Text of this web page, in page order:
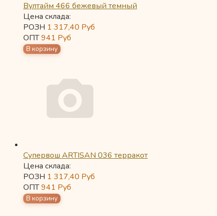
Вултайм 466 бежевый темный
Цена склада:
РОЗН 1 317,40 Руб
ОПТ941 Руб
Супервош ARTISAN 036 терракот
Цена склада:
РОЗН 1 317,40 Руб
ОПТ941 Руб